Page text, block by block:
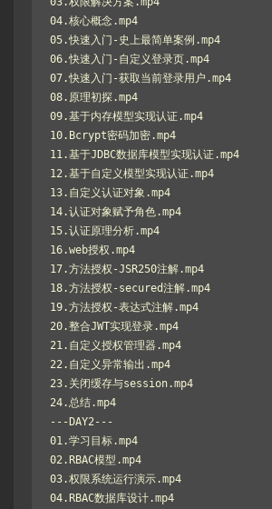
04.核心概念.mp4
05.快速入门-史上最简单案例.mp4
06.快速入门-自定义登录页.mp4
07.快速入门-获取当前登录用户.mp4
08.原理初探.mp4
09.基于内存模型实现认证.mp4
10.Bcrypt密码加密.mp4
11.基于JDBC数据库模型实现认证.mp4
12.基于自定义模型实现认证.mp4
13.自定义认证对象.mp4
14.认证对象赋予角色.mp4
15.认证原理分析.mp4
16.web授权.mp4
17.方法授权-JSR250注解.mp4
18.方法授权-secured注解.mp4
19.方法授权-表达式注解.mp4
20.整合JWT实现登录.mp4
21.自定义授权管理器.mp4
22.自定义异常输出.mp4
23.关闭缓存与session.mp4
24.总结.mp4
---DAY2---
01.学习目标.mp4
02.RBAC模型.mp4
03.权限系统运行演示.mp4
04.RBAC数据库设计.mp4